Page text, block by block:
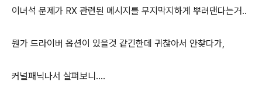
이녀석 문제가 RX 관련된 메시지를 무지막지하게 뿌려댄다는거..
뭔가 드라이버 옵션이 있을것 같긴한데 귀찮아서 안찾다가,
커널패닉나서 살펴보니....